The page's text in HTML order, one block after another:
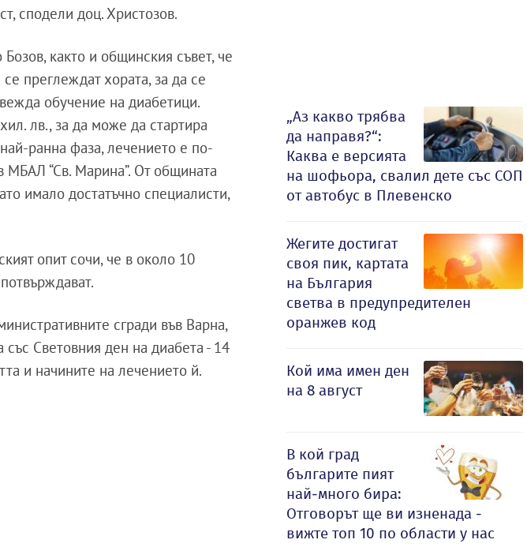
сподели доц. Христозов.
както и общинския съвет, че
преглеждат хората, за да се
обучение на диабетици.
лв., за да може да стартира
ранна фаза, лечението е по-
МБАЛ “Св. Марина”. От общината
имало достатъчно специалисти,
опит сочи, че в около 10
сгради във Варна,
със Световния ден на диабета - 14
и начините на лечението й.
„Аз какво трябва
да направя?“:
Каква е версията
на шофьора, свалил дете със СОП
от автобус в Плевенско
Жегите достигат
своя пик, картата
на България
светва в предупредителен
оранжев код
Кой има имен ден
на 8 август
В кой град
българите пият
най-много бира:
Отговорът ще ви изненада -
вижте топ 10 по области у нас